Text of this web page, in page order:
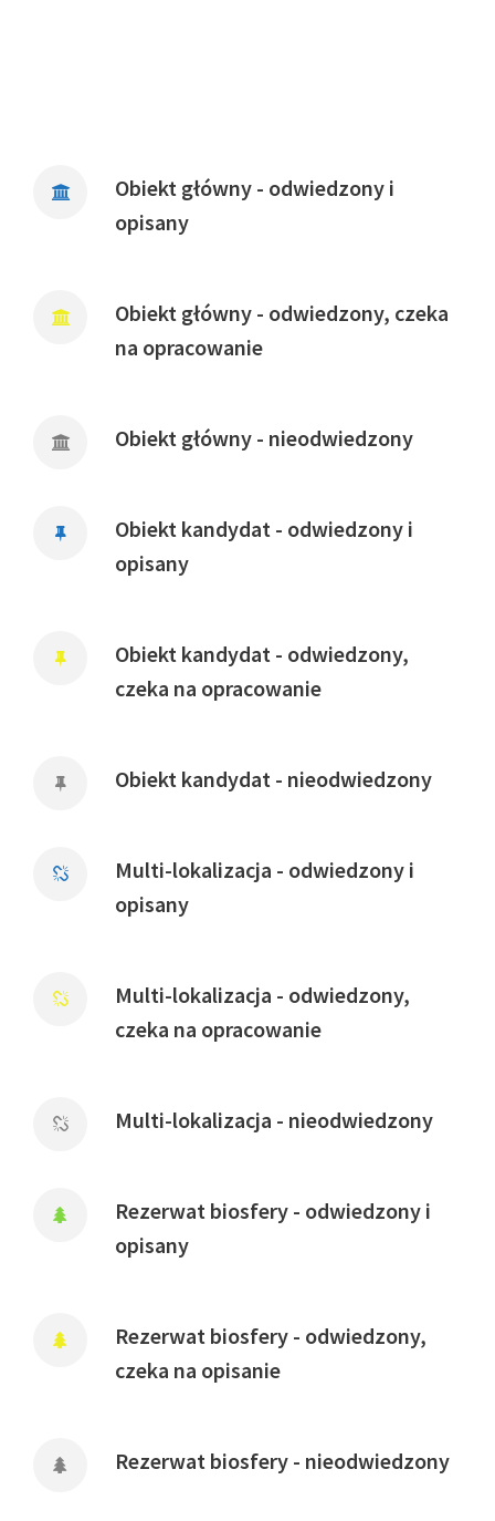
Obiekt główny - odwiedzony i
opisany
Obiekt główny - odwiedzony, czeka
na opracowanie
Obiekt główny - nieodwiedzony
Obiekt kandydat - odwiedzony i
opisany
Obiekt kandydat - odwiedzony,
czeka na opracowanie
Obiekt kandydat - nieodwiedzony
Multi-lokalizacja - odwiedzony i
opisany
Multi-lokalizacja - odwiedzony,
czeka na opracowanie
Multi-lokalizacja - nieodwiedzony
Rezerwat biosfery - odwiedzony i
opisany
Rezerwat biosfery - odwiedzony,
czeka na opisanie
Rezerwat biosfery - nieodwiedzony